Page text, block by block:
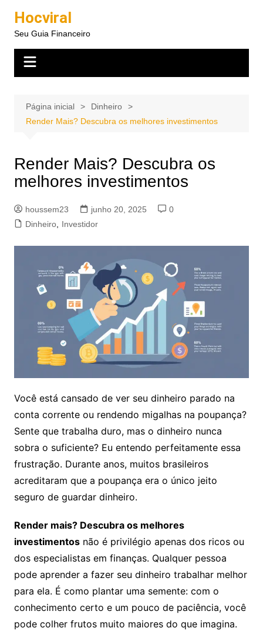
para
conteúdo
Hocviral
Seu Guia Financeiro
Página inicial
Dinheiro
Render Mais? Descubra os melhores investimentos
Render Mais? Descubra os
melhores investimentos
houssem23 junho 20, 2025
0
Dinheiro, Investidor
Você está cansado de ver seu dinheiro parado na
conta corrente ou rendendo migalhas na poupança?
Sente que trabalha duro, mas o dinheiro nunca
sobra o suficiente? Eu entendo perfeitamente essa
frustração. Durante anos, muitos brasileiros
acreditaram que a poupança era o único jeito
seguro de guardar dinheiro.
Render mais? Descubra os melhores
investimentosnão é privilégio apenas dos ricos ou
dos especialistas em finanças. Qualquer pessoa
pode aprender a fazer seu dinheiro trabalhar melhor
para ela. É como plantar uma semente: com o
conhecimento certo e um pouco de paciência, você
pode colher frutos muito maiores do que imagina.